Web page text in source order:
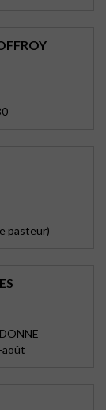
pasteur)
août